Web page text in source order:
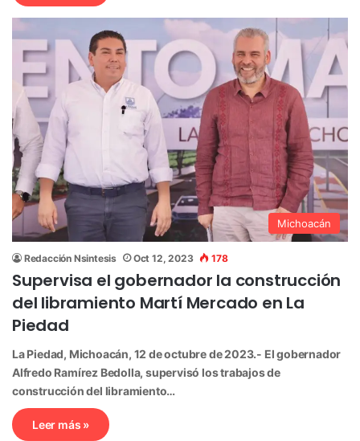
Michoacán
Redacción Nsintesis Oct 12, 2023 178
Supervisa el gobernador la construcción
del libramiento Martí Mercado en La
Piedad
La Piedad, Michoacán, 12 de octubre de 2023.- El gobernador
Alfredo Ramírez Bedolla, supervisó los trabajos de
construcción del libramiento…
Leer más »